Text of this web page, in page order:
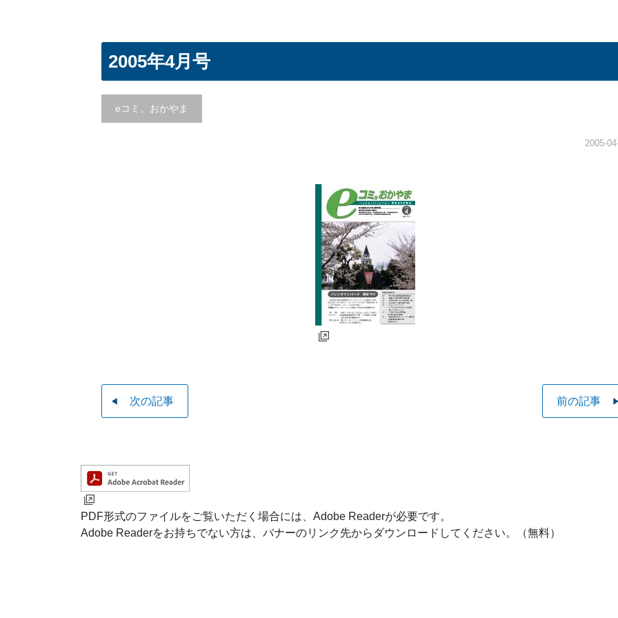
2005年4月号
eコミ。おかやま
2005-
次の記事 前の記事
PDF形式のファイルをご覧いただく場合には、Adobe Readerが必要です。
Adobe Readerをお持ちでない方は、バナーのリンク先からダウンロードしてください。（無料）